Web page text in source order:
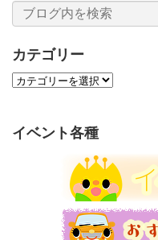
カテゴリー
カ
リ
イベント各種